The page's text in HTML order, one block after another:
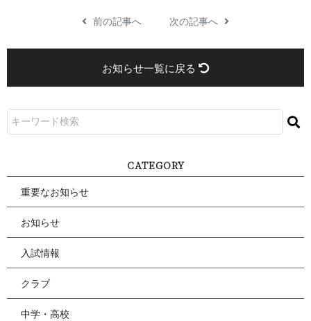
前の記事へ 次の記事へ
お知らせ一覧に戻る
CATEGORY
重要なお知らせ
お知らせ
入試情報
クラブ
中学・高校